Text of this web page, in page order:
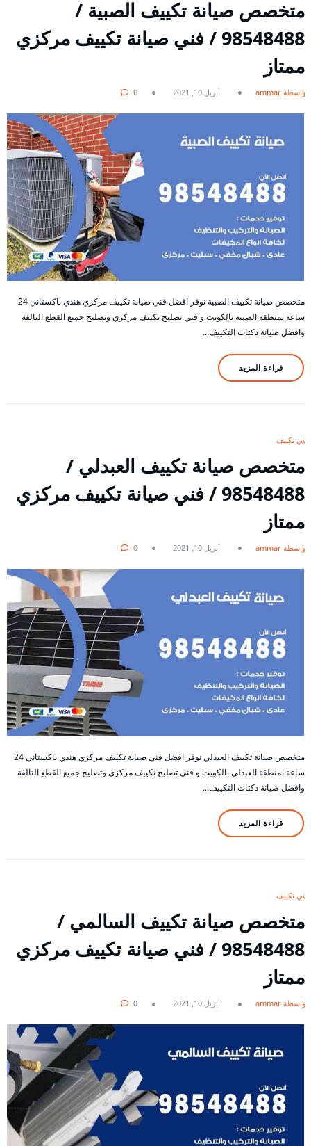
متخصص صيانة تكييف الصبية /
98548488 / فني صيانة تكييف مركزي
ممتاز
بواسطة ammar أبريل 10, 2021 0
متخصص صيانة تكييف الصبية نوفر افضل فني صيانة تكييف مركزي هندي باكستاني 24
ساعة بمنطقة الصبية بالكويت و فني تصليح تكييف مركزي وتصليح جميع القطع التالفة
وافضل صيانة دكتات التكييف…
قراءة المزيد
فني تكييف
متخصص صيانة تكييف العبدلي /
98548488 / فني صيانة تكييف مركزي
ممتاز
بواسطة ammar أبريل 10, 2021 0
متخصص صيانة تكييف العبدلي نوفر افضل فني صيانة تكييف مركزي هندي باكستاني 24
ساعة بمنطقة العبدلي بالكويت و فني تصليح تكييف مركزي وتصليح جميع القطع التالفة
وافضل صيانة دكتات التكييف…
قراءة المزيد
فني تكييف
متخصص صيانة تكييف السالمي /
98548488 / فني صيانة تكييف مركزي
ممتاز
بواسطة ammar أبريل 10, 2021 0